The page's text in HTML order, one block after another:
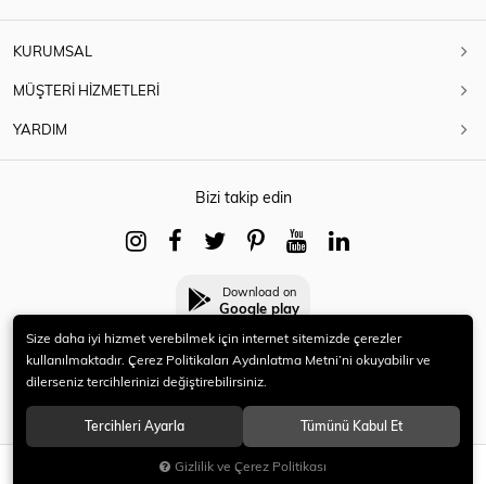
SEPETE EKLE
KURUMSAL
MÜŞTERİ HİZMETLERİ
YARDIM
Bizi takip edin
Download on
Google play
© 2021 HERYENİ. Tüm hakları saklıdır.
Size daha iyi hizmet verebilmek için internet sitemizde çerezler
kullanılmaktadır. Çerez Politikaları Aydınlatma Metni’ni okuyabilir ve
dilerseniz tercihlerinizi değiştirebilirsiniz.
Tercihleri Ayarla Tümünü Kabul Et
Gizlilik ve Çerez Politikası